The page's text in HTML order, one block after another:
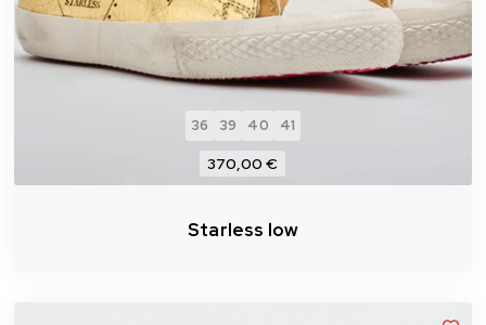
36 39 40 41
370,00 €
Starless low